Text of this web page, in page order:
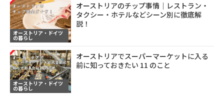
オーストリア・ドイツ
の暮らし
オーストリアのチップ事情｜レストラン・
タクシー・ホテルなどシーン別に徹底解
説！
オーストリア・ドイツ
の暮らし
オーストリアでスーパーマーケットに入る
前に知っておきたい 11 のこと